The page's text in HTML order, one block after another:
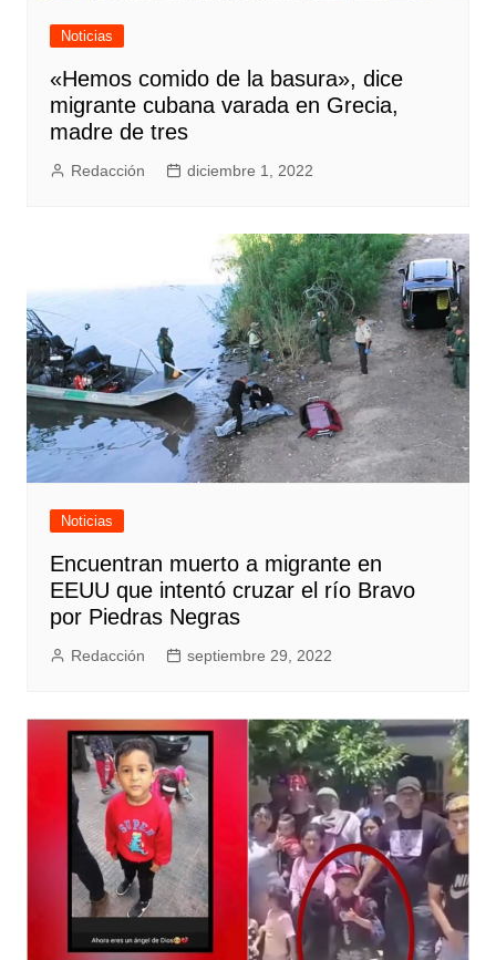
Noticias
«Hemos comido de la basura», dice
migrante cubana varada en Grecia,
madre de tres
Redacción diciembre 1, 2022
Noticias
Encuentran muerto a migrante en
EEUU que intentó cruzar el río Bravo
por Piedras Negras
Redacción septiembre 29, 2022